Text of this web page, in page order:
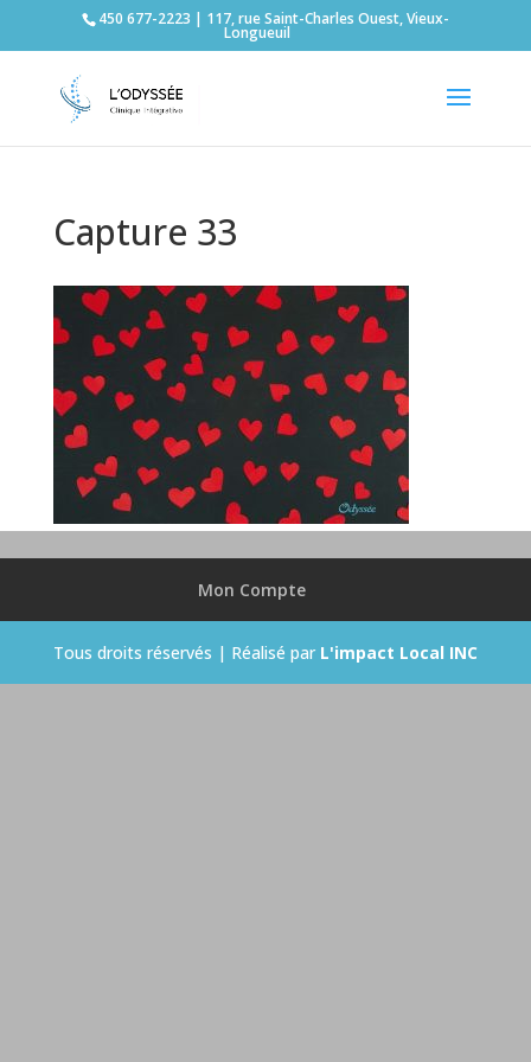
450 677-2223 | 117, rue Saint-Charles Ouest, Vieux-
Longueuil
Capture 33
Mon Compte
Tous droits réservés | Réalisé par L'impact Local INC